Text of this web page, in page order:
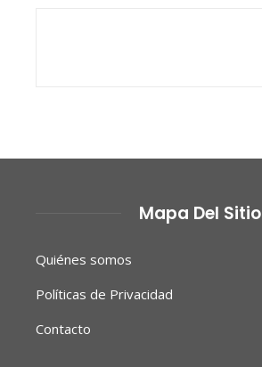
Mapa Del Sitio
Quiénes somos
Políticas de Privacidad
Contacto